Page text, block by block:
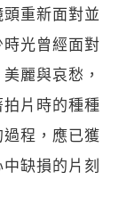
重新面對並
光曾經面對
麗與哀愁，
片時的種種
程，應已獲
缺損的片刻